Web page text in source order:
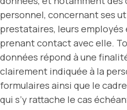
personnel, concernant ses
prestataires, leurs employés
prenant contact avec elle.
données répond à une
clairement indiquée à la
formulaires ainsi que le
qui s’y rattache le cas